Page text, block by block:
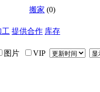
搬家 (0)
工 提供合作 库存
图片 VIP